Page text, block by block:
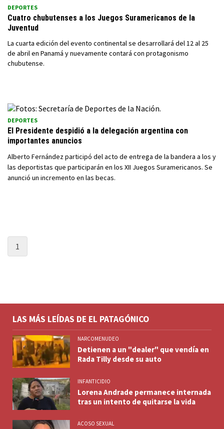
DEPORTES
Cuatro chubutenses a los Juegos Suramericanos de la
Juventud
La cuarta edición del evento continental se desarrollará del 12 al 25
de abril en Panamá y nuevamente contará con protagonismo
chubutense.
DEPORTES
El Presidente despidió a la delegación argentina con
importantes anuncios
Alberto Fernández participó del acto de entrega de la bandera a los y
las deportistas que participarán en los XII Juegos Suramericanos. Se
anunció un incremento en las becas.
1
LAS MÁS LEÍDAS DE EL PATAGÓNICO
NARCOMENUDEO
Detienen a un "dealer" que vendía en
Rada Tilly desde su auto
INFANTICIDIO
Lorena Andrade permanece internada
tras un intento de quitarse la vida
ACOSO SEXUAL